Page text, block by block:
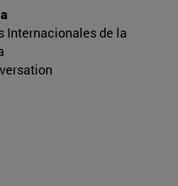
Internacionales de la